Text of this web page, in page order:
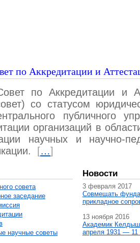
по Аккредитации и
по Аккредитации и
со статусом
публичного
организаций в
научных и научно-
[…]
совета
заседание
научные советы
Новости
3 февраля 2017
Совмещать
прикладное
13 ноября 2016
Академик
апреля 1931 — 11